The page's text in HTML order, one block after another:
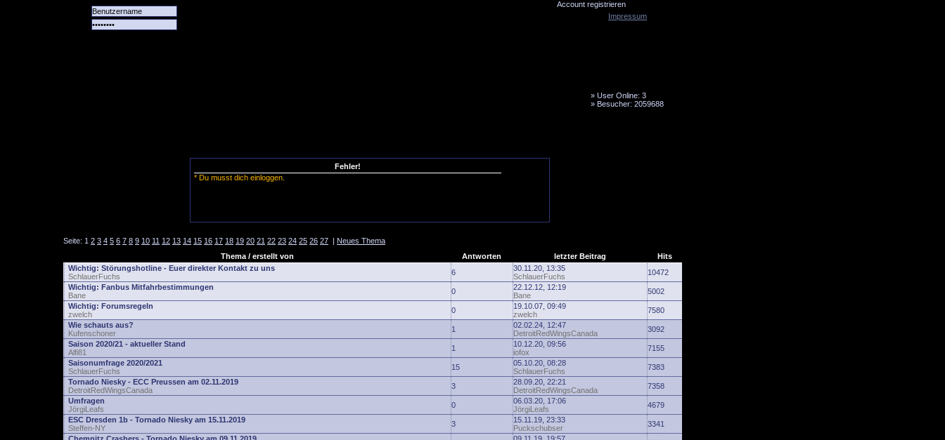
Account registrieren
» User Online: 3
» Besucher: 2059688
Fehler!
* Du musst dich einloggen.
Seite: 1 2 3 4 5 6 7 8 9 10 11 12 13 14 15 16 17 18 19 20 21 22 23 24 25 26 27 | Neues Thema
Thema / erstellt von
Antworten letzter Beitrag
Hits
Wichtig: Störungshotline - Euer direkter Kontakt zu uns
SchlauerFuchs
6
30.11.20, 13:35
SchlauerFuchs
10472
Wichtig: Fanbus Mitfahrbestimmungen
Bane
0
22.12.12, 12:19
Bane
5002
Wichtig: Forumsregeln
zwelch
0
19.10.07, 09:49
zwelch
7580
Wie schauts aus?
Kufenschoner
1
02.02.24, 12:47
DetroitRedWingsCanada
3092
Saison 2020/21 - aktueller Stand
Alfi81
1
10.12.20, 09:56
iofox
7155
Saisonumfrage 2020/2021
SchlauerFuchs
15
05.10.20, 08:28
SchlauerFuchs
7383
Tornado Niesky - ECC Preussen am 02.11.2019
DetroitRedWingsCanada
3
28.09.20, 22:21
DetroitRedWingsCanada
7358
Umfragen
JörgiLeafs
0
06.03.20, 17:06
JörgiLeafs
4679
ESC Dresden 1b - Tornado Niesky am 15.11.2019
Steffen-NY
3
15.11.19, 23:33
Puckschubser
3341
Impressum